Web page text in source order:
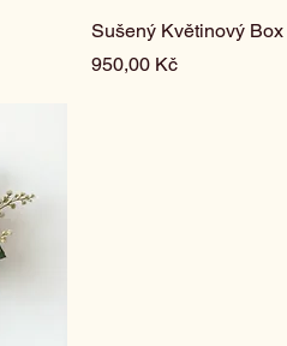
Sušený Květinový Box
Cena
950,00 Kč